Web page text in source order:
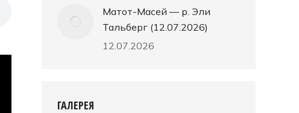
Матот-Масей — р. Эли
Тальберг (12.07.2026)
12.07.2026
ГАЛЕРЕЯ